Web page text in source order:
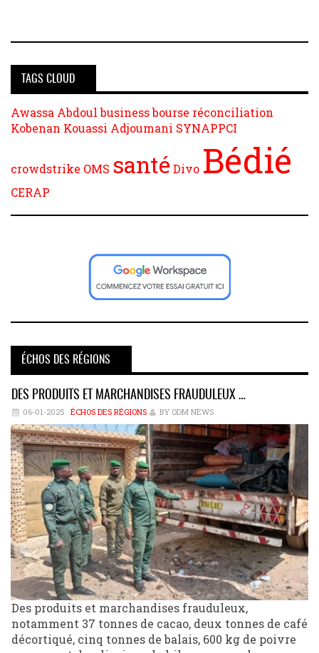
TAGS CLOUD
Awassa Abdoul businessbourse réconciliation
Kobenan Kouassi Adjoumani SYNAPPCI
crowdstrike OMS santé Divo Bédié
CERAP
ÉCHOS DES RÉGIONS
DES PRODUITS ET MARCHANDISES FRAUDULEUX …
06-01-2025 ÉCHOS DES RÉGIONS BY ODM NEWS
Des produits et marchandises frauduleux,
notamment 37 tonnes de cacao, deux tonnes de café
décortiqué, cinq tonnes de balais, 600 kg de poivre